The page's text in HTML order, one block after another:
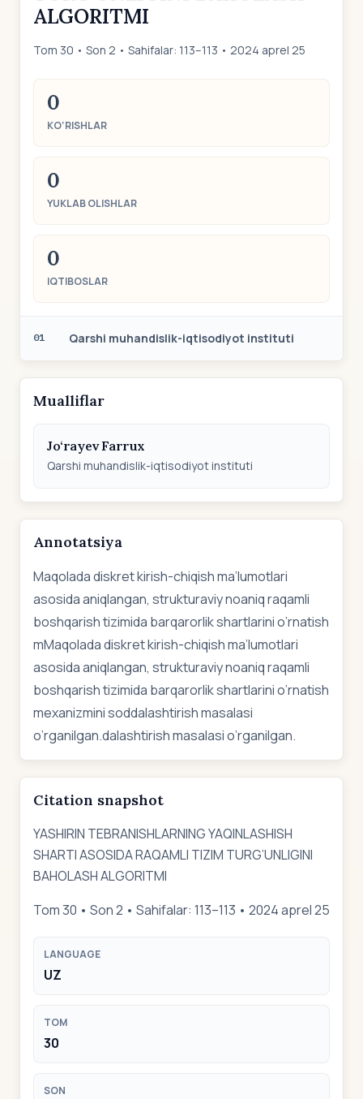
ALGORITMI
Tom 30 • Son 2 • Sahifalar: 113–113 • 2024 aprel 25
0
KO‘RISHLAR
0
YUKLAB OLISHLAR
0
IQTIBOSLAR
01 Qarshi muhandislik-iqtisodiyot instituti
Mualliflar
Jo‘rayev Farrux
Qarshi muhandislik-iqtisodiyot instituti
Annotatsiya
Maqolada diskret kirish-chiqish ma’lumotlari
asosida aniqlangan, strukturaviy noaniq raqamli
boshqarish tizimida barqarorlik shartlarini o’rnatish
mMaqolada diskret kirish-chiqish ma’lumotlari
asosida aniqlangan, strukturaviy noaniq raqamli
boshqarish tizimida barqarorlik shartlarini o’rnatish
mexanizmini soddalashtirish masalasi
o’rganilgan.dalashtirish masalasi o’rganilgan.
Citation snapshot
YASHIRIN TEBRANISHLARNING YAQINLASHISH
SHARTI ASOSIDA RAQAMLI TIZIM TURG’UNLIGINI
BAHOLASH ALGORITMI
Tom 30 • Son 2 • Sahifalar: 113–113 • 2024 aprel 25
LANGUAGE
UZ
TOM
30
SON